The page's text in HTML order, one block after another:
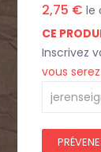
2,75 € le
CE
Inscrivez
vous